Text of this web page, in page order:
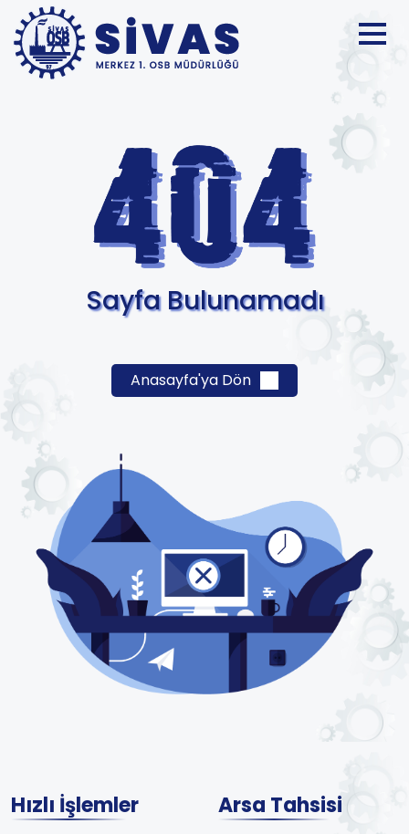
Sayfa Bulunamadı
Anasayfa'ya Dön
Hızlı İşlemler Arsa Tahsisi